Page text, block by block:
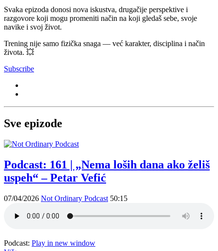
Svaka epizoda donosi nova iskustva, drugačije perspektive i
razgovore koji mogu promeniti način na koji gledaš sebe, svoje
navike i svoj život.
Trening nije samo fizička snaga — već karakter, disciplina i način
života. 💥
Subscribe
Sve epizode
Podcast: 161 | „Nema loših dana ako želiš
uspeh“ – Petar Vefić
07/04/2026 Not Ordinary Podcast 50:15
Podcast: Play in new window